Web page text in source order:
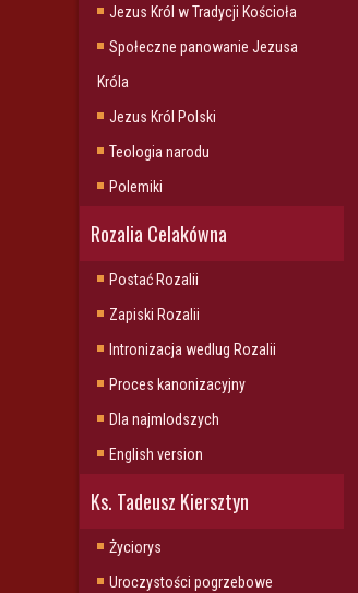
Jezus Król w Tradycji Kościoła
Społeczne panowanie Jezusa
Króla
Jezus Król Polski
Teologia narodu
Polemiki
Rozalia Celakówna
Postać Rozalii
Zapiski Rozalii
Intronizacja wedlug Rozalii
Proces kanonizacyjny
Dla najmlodszych
English version
Ks. Tadeusz Kiersztyn
Życiorys
Uroczystości pogrzebowe